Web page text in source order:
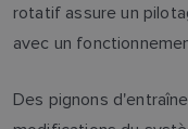
rotatif assure un
avec un
Des pignons